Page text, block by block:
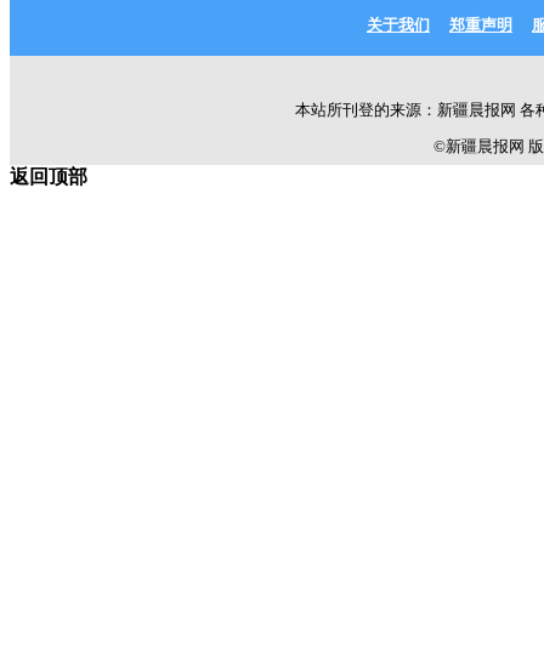
关于我们 郑重声明
本站所刊登的来源：新疆晨报网
©新疆晨报网 版
返回顶部